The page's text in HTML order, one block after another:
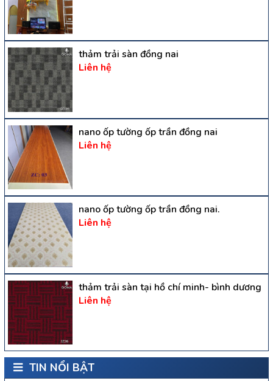
thảm trải sàn đồng nai
Liên hệ
nano ốp tường ốp trần đồng nai
Liên hệ
nano ốp tường ốp trần đồng nai.
Liên hệ
thảm trải sàn tại hồ chí minh- bình dương
Liên hệ
TIN NỔI BẬT